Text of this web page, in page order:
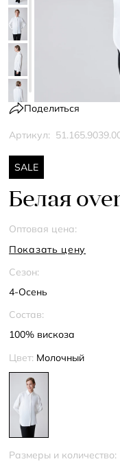
Поделиться
Артикул:
SALE
Белая
Оптовая цена:
Показать цену
Сезон:
4-Осень
Состав:
100% вискоза
Цвет: Молочный
Размеры и количество: